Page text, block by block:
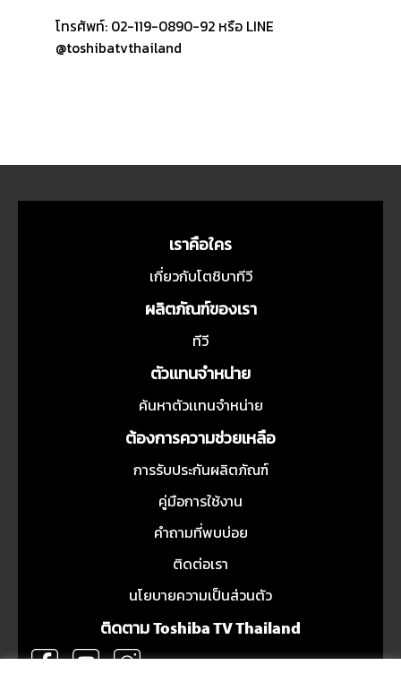
โทรศัพท์: 02-119-0890-92 หรือ LINE
@toshibatvthailand
เราคือใคร
เกี่ยวกับโตชิบาทีวี
ผลิตภัณฑ์ของเรา
ทีวี
ตัวเเทนจำหน่าย
ค้นหาตัวเเทนจำหน่าย
ต้องการความช่วยเหลือ
การรับประกันผลิตภัณฑ์
คู่มือการใช้งาน
คำถามที่พบบ่อย
ติดต่อเรา
นโยบายความเป็นส่วนตัว
ติดตาม Toshiba TV Thailand